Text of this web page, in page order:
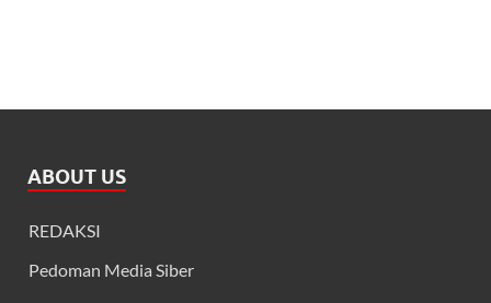
ABOUT US
REDAKSI
Pedoman Media Siber